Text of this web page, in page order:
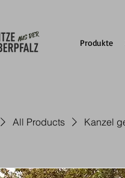
Produkte
All Products Kanzel